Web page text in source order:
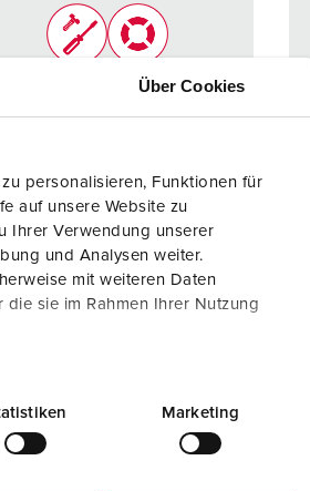
Über Cookies
personalisieren, Funktionen für
auf unsere Website zu
Ihrer Verwendung unserer
und Analysen weiter.
mit weiteren Daten
sie im Rahmen Ihrer Nutzung
Marketing
Nr.: 769720100
125 A
3 p
230 V